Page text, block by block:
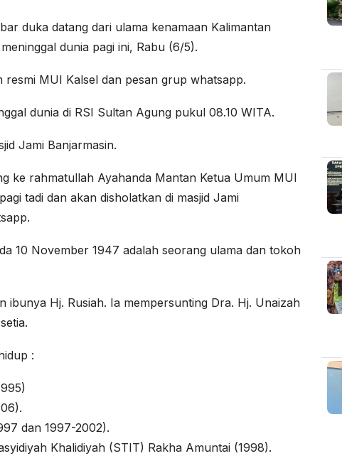
duka datang dari ulama kenamaan Kalimantan
dunia pagi ini, Rabu (6/5).
MUI Kalsel dan pesan grup whatsapp.
dunia di RSI Sultan Agung pukul 08.10 WITA.
Jami Banjarmasin.
ke rahmatullah Ayahanda Mantan Ketua Umum MUI
tadi dan akan disholatkan di masjid Jami
10 November 1947 adalah seorang ulama dan tokoh
ibunya Hj. Rusiah. Ia mempersunting Dra. Hj. Unaizah
:
dan 1997-2002).
Khalidiyah (STIT) Rakha Amuntai (1998).